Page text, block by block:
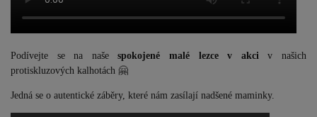
Podívejte se na našespokojené malé lezce v akciv našich
protiskluzových kalhotách 🤗
Jedná se o autentické záběry, které nám zasílají nadšené maminky.